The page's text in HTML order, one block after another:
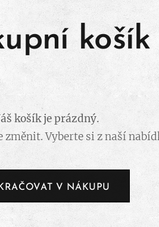
košík
košík je prázdný.
změnit. Vyberte si z naší
V NÁKUPU